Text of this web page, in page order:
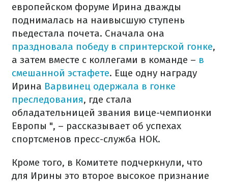
европейском форуме Ирина дважды
поднималась на наивысшую ступень
пьедестала почета. Сначала она
праздновала победу в спринтерской гонке,
а затем вместе с коллегами в команде – в
смешанной эстафете. Еще одну награду
Ирина Варвинец одержала в гонке
преследования, где стала
обладательницей звания вице-чемпионки
Европы ", – рассказывает об успехах
спортсменов пресс-служба НОК.
Кроме того, в Комитете подчеркнули, что
для Ирины это второе высокое признание